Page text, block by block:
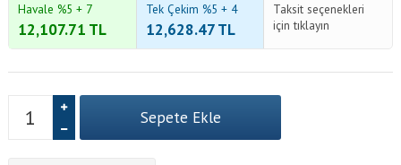
Havale %5 + 7
12,107.71 TL
Tek Çekim %5 + 4
12,628.47TL
Taksit seçenekleri
için tıklayın